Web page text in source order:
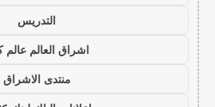
التدريس
اشراق العالم عالم
منتدى الاشراق